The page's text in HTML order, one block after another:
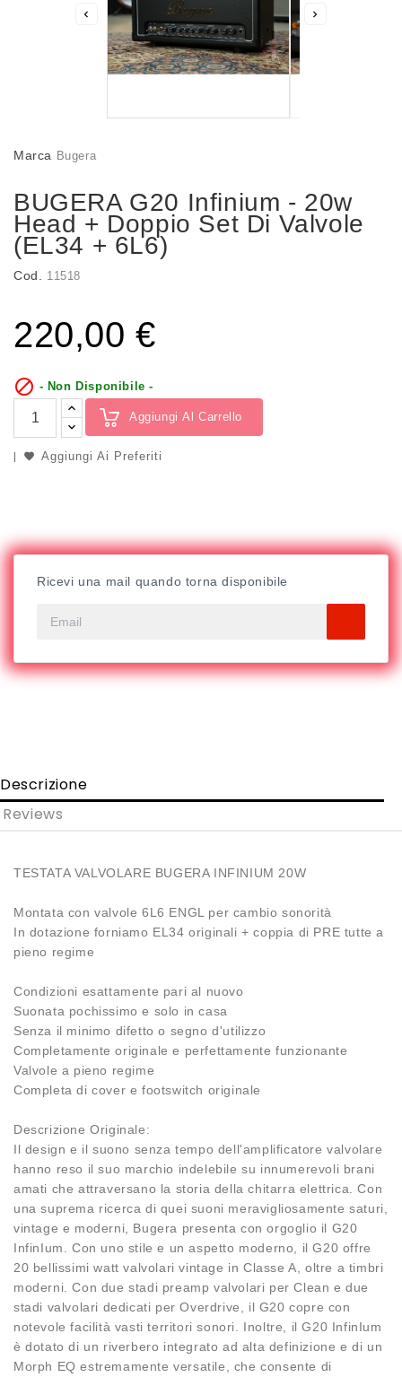
 
Marca Bugera
BUGERA G20 Infinium - 20w
Head + Doppio Set Di Valvole
(EL34 + 6L6)
Cod. 11518
220,00 €
 - Non Disponibile -
Aggiungi Al Carrello
Aggiungi Ai Preferiti
Ricevi una mail quando torna disponibile
Descrizione
Reviews
TESTATA VALVOLARE BUGERA INFINIUM 20W
Montata con valvole 6L6 ENGL per cambio sonorità
In dotazione forniamo EL34 originali + coppia di PRE tutte a
pieno regime
Condizioni esattamente pari al nuovo
Suonata pochissimo e solo in casa
Senza il minimo difetto o segno d'utilizzo
Completamente originale e perfettamente funzionante
Valvole a pieno regime
Completa di cover e footswitch originale
Descrizione Originale:
Il design e il suono senza tempo dell'amplificatore valvolare
hanno reso il suo marchio indelebile su innumerevoli brani
amati che attraversano la storia della chitarra elettrica. Con
una suprema ricerca di quei suoni meravigliosamente saturi,
vintage e moderni, Bugera presenta con orgoglio il G20
InfinIum. Con uno stile e un aspetto moderno, il G20 offre
20 bellissimi watt valvolari vintage in Classe A, oltre a timbri
moderni. Con due stadi preamp valvolari per Clean e due
stadi valvolari dedicati per Overdrive, il G20 copre con
notevole facilità vasti territori sonori. Inoltre, il G20 InfinIum
è dotato di un riverbero integrato ad alta definizione e di un
Morph EQ estremamente versatile, che consente di